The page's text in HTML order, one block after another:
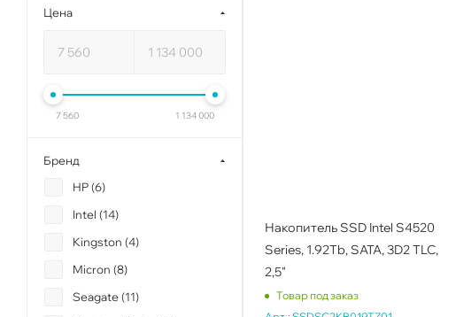
Накопитель SSD Intel S4520
Series, 1.92Tb, SATA, 3D2 TLC,
2,5"
Товар под заказ
Цена
7 560 1 134 000
Бренд
HP (6)
Intel (14)
Kingston (4)
Micron (8)
Seagate (11)